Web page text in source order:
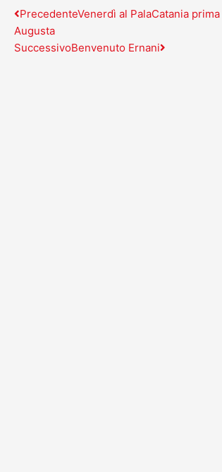
Precedente
PrecedenteVenerdì al PalaCatania
Augusta
SuccessivoBenvenuto Ernani
Successivo